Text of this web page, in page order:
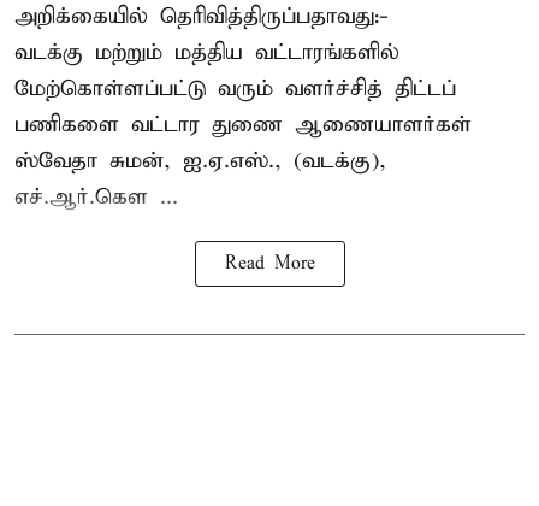
அறிக்கையில் தெரிவித்திருப்பதாவது:-
வடக்கு மற்றும் மத்திய வட்டாரங்களில்
மேற்கொள்ளப்பட்டு வரும் வளர்ச்சித் திட்டப்
பணிகளை வட்டார துணை ஆணையாளர்கள்
ஸ்வேதா சுமன், ஐ.ஏ.எஸ்., (வடக்கு),
எச்.ஆர்.கௌ ...
Read More